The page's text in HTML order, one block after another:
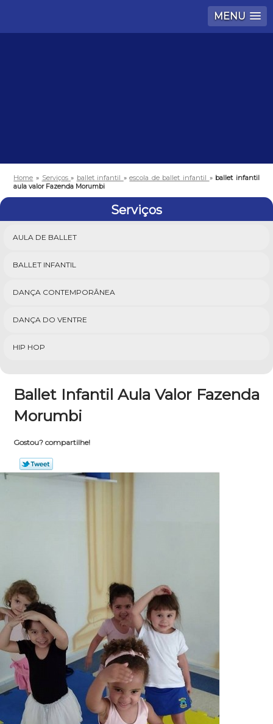
MENU
Home » Serviços» ballet infantil »escola de ballet infantil » ballet infantil
aula valor Fazenda Morumbi
Serviços
AULA DE BALLET
BALLET INFANTIL
DANÇA CONTEMPORÂNEA
DANÇA DO VENTRE
HIP HOP
Ballet Infantil Aula Valor Fazenda
Morumbi
Gostou? compartilhe!